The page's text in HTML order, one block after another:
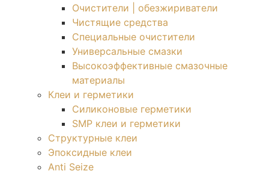
Очистители | обезжириватели
Чистящие средства​
Специальные очистители
Универсальные смазки
Высокоэффективные смазочные
материалы
Клеи и герметики
Силиконовые герметики
SMP клеи и герметики
Структурные клеи
Эпоксидные клеи
Anti Seize